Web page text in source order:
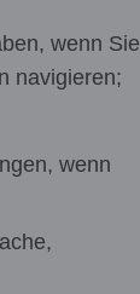
wenn Sie
navigieren;
wenn